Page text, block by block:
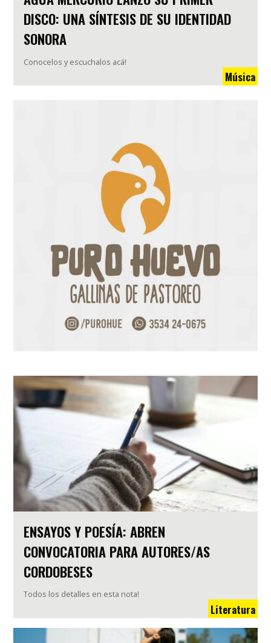
DISCO: UNA SÍNTESIS DE SU IDENTIDAD
SONORA
Conocelos y escuchalos acá!
Música
ENSAYOS Y POESÍA: ABREN
CONVOCATORIA PARA AUTORES/AS
CORDOBESES
Todos los detalles en esta nota!
Literatura